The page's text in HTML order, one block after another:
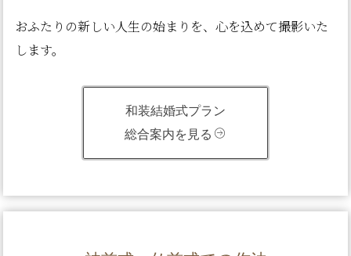
おふたりの新しい人生の始まりを、心を込めて撮影いた
します。
和装結婚式プラン
総合案内を見る